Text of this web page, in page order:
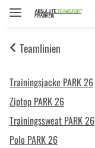
Teamlinien
Trainingsjacke PARK 26
Ziptop PARK 26
Trainingssweat PARK 26
Polo PARK 26